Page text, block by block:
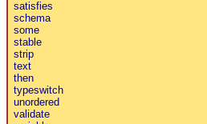
satisfies
schema
some
stable
strip
text
then
typeswitch
unordered
validate